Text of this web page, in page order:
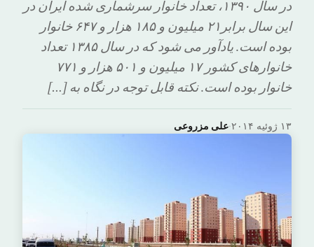
در سال ١٣٩٠، تعداد خانوار سرشماری شده ایران در
این سال برابر۲۱ میلیون و ۱۸۵ هزار و ۶۴۷ خانوار
بوده است. یادآور می شود که در سال ۱۳۸۵ تعداد
خانوارهای کشور ۱۷ میلیون و ۵۰۱ هزار و ۷۷۱
خانوار بوده است. نکته قابل توجه در نگاه به […]
علی مزروعی· ۱۳ ژوئیه ۲۰۱۴